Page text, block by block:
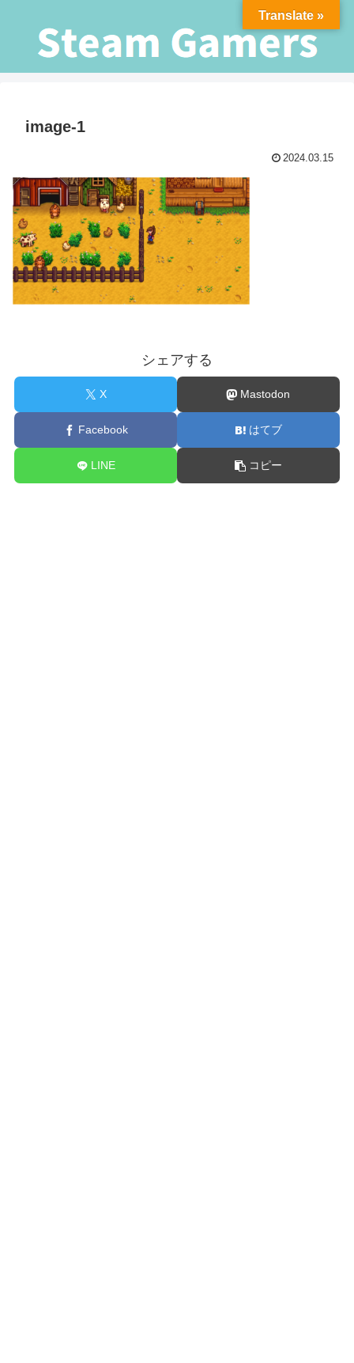
image-1
2024.03.15
シェアする
X Mastodon
Facebook はてブ
LINE コピー
Translate »